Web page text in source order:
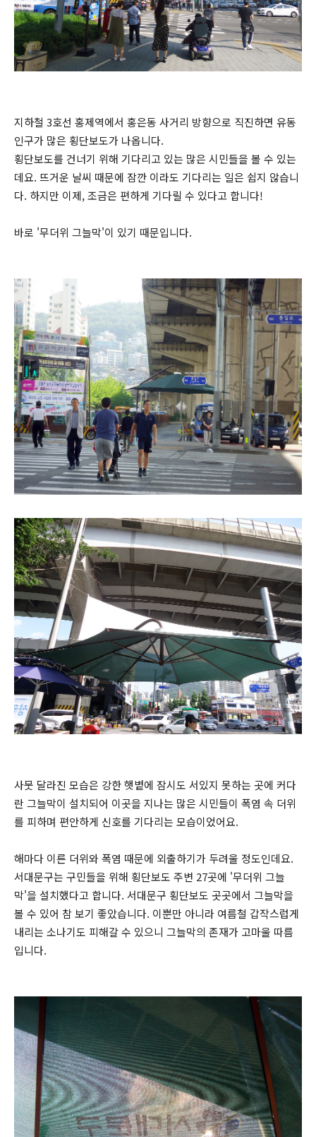
지하철 3호선 홍제역에서 홍은동 사거리 방향으로 직진하면 유동
인구가 많은 횡단보도가 나옵니다.
횡단보도를 건너기 위해 기다리고 있는 많은 시민들을 볼 수 있는
데요. 뜨거운 날씨 때문에 잠깐 이라도 기다리는 일은 쉽지 않습니
다. 하지만 이제, 조금은 편하게 기다릴 수 있다고 합니다!
바로 '무더위 그늘막'이 있기 때문입니다.
사뭇 달라진 모습은 강한 햇볕에 잠시도 서있지 못하는 곳에 커다
란 그늘막이 설치되어 이곳을 지나는 많은 시민들이 폭염 속 더위
를 피하며 편안하게 신호를 기다리는 모습이었어요.
해마다 이른 더위와 폭염 때문에 외출하기가 두려울 정도인데요.
서대문구는 구민들을 위해 횡단보도 주변 27곳에 '무더위 그늘
막'을 설치했다고 합니다. 서대문구 횡단보도 곳곳에서 그늘막을
볼 수 있어 참 보기 좋았습니다. 이뿐만 아니라 여름철 갑작스럽게
내리는 소나기도 피해갈 수 있으니 그늘막의 존재가 고마울 따름
입니다.